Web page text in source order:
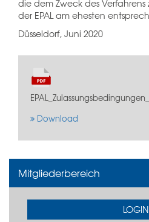
die dem Zweck des Verfahrens
der EPAL am ehesten
Düsseldorf, Juni 2020
Download
Mitgliederbereich
LOGIN